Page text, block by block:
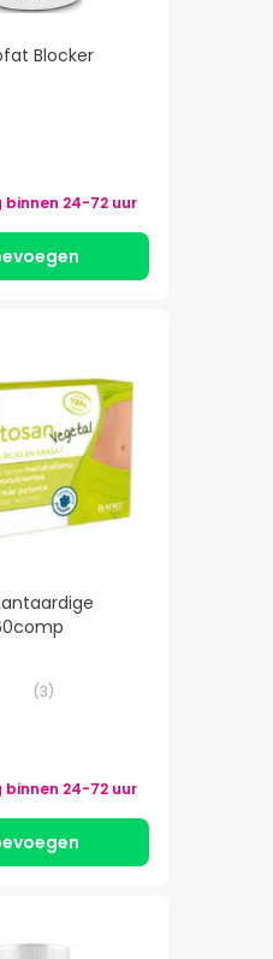
Blocker
binnen 24-72 uur
(3)
binnen 24-72 uur